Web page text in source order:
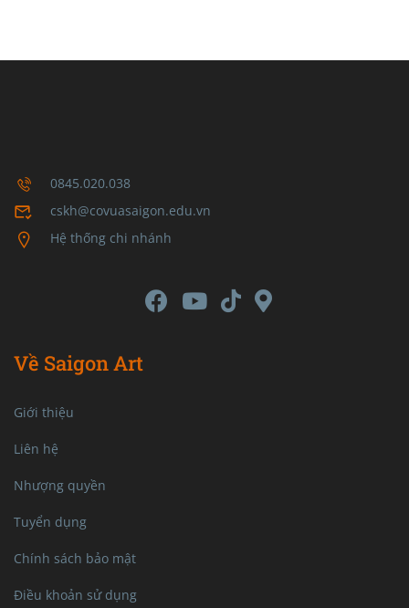
0845.020.038
cskh@covuasaigon.edu.vn
Hệ thống chi nhánh
Về Saigon Art
Giới thiệu
Liên hệ
Nhượng quyền
Tuyển dụng
Chính sách bảo mật
Điều khoản sử dụng